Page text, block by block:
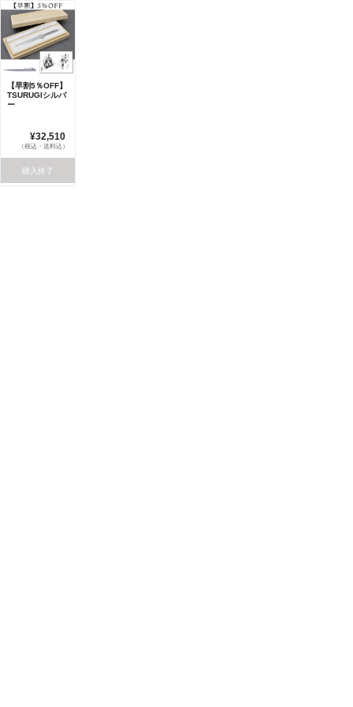
【早割5％OFF】
TSURUGIシルバ
ー
¥32,510
（税込・送料込）
購入終了